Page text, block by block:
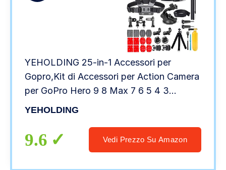
YEHOLDING 25-in-1 Accessori per
Gopro,Kit di Accessori per Action Camera
per GoPro Hero 9 8 Max 7 6 5 4 3
SJ4000 e Altre Fotocamere per Lo Sport
YEHOLDING
9.6 Vedi Prezzo Su Amazon